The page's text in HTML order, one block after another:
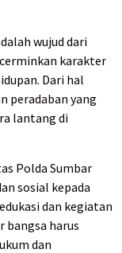
wujud dari
karakter
Dari hal
peradaban yang
lantang di
Polda Sumbar
sosial kepada
dan kegiatan
bangsa harus
dan